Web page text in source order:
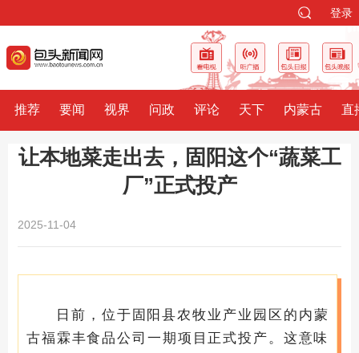
登录
推荐 要闻 视界 问政 评论 天下 内蒙古 直
让本地菜走出去，固阳这个“蔬菜工
厂”正式投产
2025-11-04
日前，位于固阳县农牧业产业园区的内蒙
古福霖丰食品公司一期项目正式投产。这意味